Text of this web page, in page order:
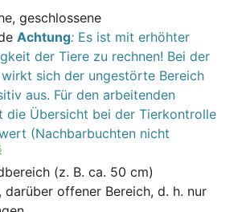
geschlossene
Achtung: Es ist mit erhöhter
der Tiere zu rechnen! Bei der
sich der ungestörte Bereich
aus. Für den arbeitenden
die Übersicht bei der Tierkontrolle
(Nachbarbuchten nicht
(z. B. ca. 50 cm)
darüber offener Bereich, d. h. nur